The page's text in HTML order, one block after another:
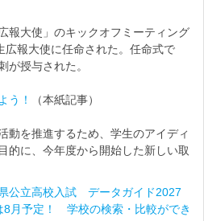
報大使」のキックオフミーティング
報大使に任命された。任命式で
が授与された。
う！ （本紙記事）
を推進するため、学生のアイディ
的に、今年度から開始した新しい取
公立高校入試 データガイド2027
8月予定！ 学校の検索・比較ができ